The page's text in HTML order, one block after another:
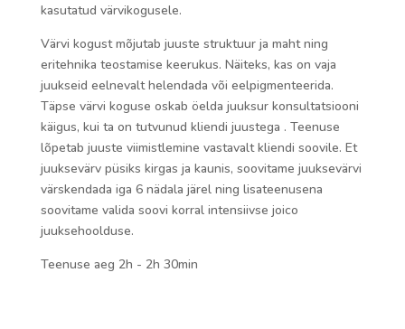
kasutatud värvikogusele.
Värvi kogust mõjutab juuste struktuur ja maht ning
eritehnika teostamise keerukus. Näiteks, kas on vaja
juukseid eelnevalt helendada või eelpigmenteerida.
Täpse värvi koguse oskab öelda juuksur konsultatsiooni
käigus, kui ta on tutvunud kliendi juustega . Teenuse
lõpetab juuste viimistlemine vastavalt kliendi soovile. Et
juuksevärv püsiks kirgas ja kaunis, soovitame juuksevärvi
värskendada iga 6 nädala järel ning lisateenusena
soovitame valida soovi korral intensiivse joico
juuksehoolduse.
Teenuse aeg 2h - 2h 30min